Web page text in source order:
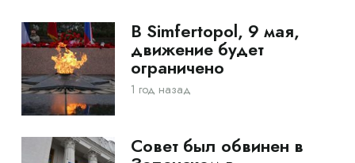
В Simfertopol, 9 мая,
движение будет
ограничено
1 год назад
Совет был обвинен в